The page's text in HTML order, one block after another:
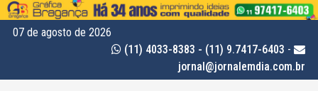
07 de agosto de 2026
(11) 4033-8383 - (11) 9.7417-6403 -
jornal@jornalemdia.com.br